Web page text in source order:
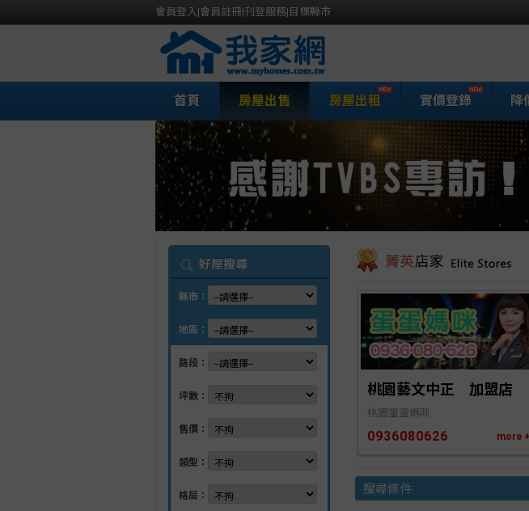
會員登入|會員註冊|刊登服務| 目標縣市
首頁 房屋出售 房屋出租 實價登錄 降
好屋搜尋
縣市：
地區：
路段：
坪數：
售價：
類型：
格局：
我家網房屋買賣
桃園藝文中正　加盟店
桃園蛋蛋媽咪
0936080626 more +
搜尋條件